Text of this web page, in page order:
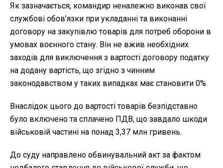
Як зазначається, командир неналежно виконав свої
службові обов’язки при укладанні та виконанні
договору на закупівлю товарів для потреб оборони в
умовах воєнного стану. Він не вжив необхідних
заходів для виключення з вартості договору податку
на додану вартість, що згідно з чинним
законодавством у таких випадках має становити 0%.
Внаслідок цього до вартості товарів безпідставно
було включено та сплачено ПДВ, що завдало шкоди
військовій частині на понад 3,37 млн гривень.
До суду направлено обвинувальний акт за фактом